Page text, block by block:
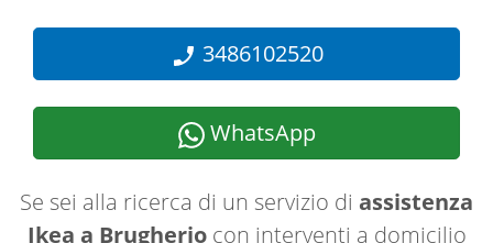
3486102520
WhatsApp
Se sei alla ricerca di un servizio di assistenza
Ikea a Brugheriocon interventi a domicilio